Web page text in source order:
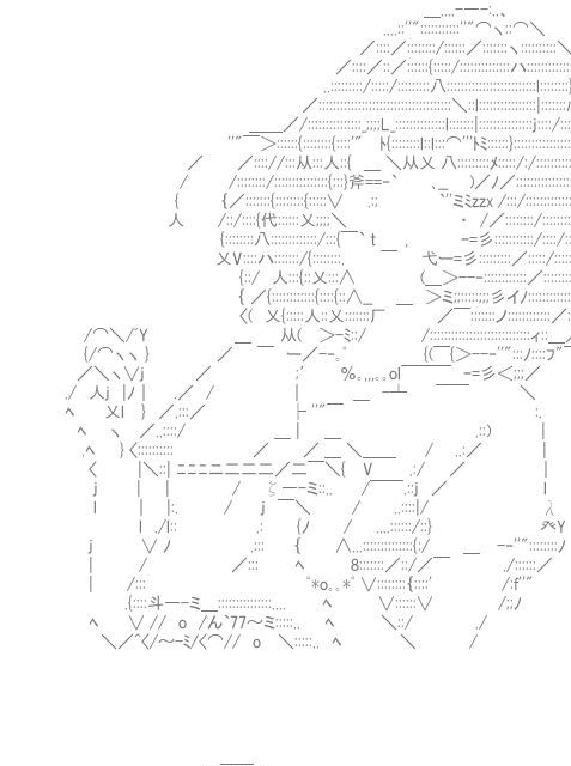
＿....-―-:..、
....::''":::::::::::''"⌒ヽ::⌒＼
／::::／::::::::/::::::／:::::::ヽ::::::::::＼
／::::／::／::::::{:::::/::::::::::::::ハ::::::::::::::
..:::::::::/:::::/:::::::::八
／:::::::::::::::::::::::::::::::::::::＼::l::::::::::::::::|:::::::ﾊ
＿＿／/:::::::::::::::_;;;;L_::::::::::::::l:::::::|:::::::::::::::j::::/
''"￣＞::::::{::::::::{::::'" ﾄ{::::::::l::l:::⌒'''ﾄﾐ
／ ／:::://:::从:::人::{ ＿ ＼从乂 八:::::::::ﾒ:::::/:/
/ /::::::::/:::::::::::::::{:::}斧==‐` ､__ )／ﾉ／
{ ｛／:::::::{::::::::{:::::∨ .:; `''ミﾐzzx /:::/
人 /::/::::{代::::::乂;;;;＼ ・ /／::::::::/
{::::::::八:::::::::::::/:::{￣` t , ｰ=彡:::::::::::/::::/
乂V::::ハ:::::::/{::::::::. ￣ 弋ー=彡:::::::::／:::::/
{::/ 人:::{::乂:::∧ (＿＞--‐::::::::::::／
｛ ／{::::::::::::{::::{::∧__ ＿ ＞ミ;;:::::;;;彡イﾉ:::::::::::::/
〈( 乂{:::::人::乂:::::::厂 ／￣:::::::ノ::::::::::::／:::::ﾉ:::;;ﾉ
/⌒＼/ﾞY ＿ 从( ＞-ﾐ::/ /::::::::::::::::::::::::::::ィ::＿／
{/⌒ヽヽ } ／ ￣ ー／-‐｡ﾟ {(￣{＞--‐''":::ﾉ::::ﾌ"￣￣
／＼ヽ∨j ／ ;′ ％｡,,,｡｡ol￣￣￣ ｰ=彡＜;;;／
./ 人j |ﾉ｜ .／ / ｜ ＿ -┴ ￣￣ ＼
ﾍ 乂l } ／.:::／ ├ ''"￣ :.
ﾍ ヽ ／..::::/ ＿ | ＿ .::) |
.ﾍ } 〈:::::::::: ／ ／ ＿ ＼＿＿ / ..:／ |
〈 |＼::| ﾆﾆﾆニ二二二／二￣＼{ V .:/ ／ ｜
j | | / ζ―-ミ::.. /￣￣.::j ／ l
l ｜ |:. / j ￣＼ / ..::::|/ λ
l ./l:: .: {ﾉ / ....::::::/::} 癶Y
j ∨ ﾉ .::: ｛ ∧...::::::::::::::{:/ ＿ -‐''"::::::::ﾉ
| / ／::: ﾍ 8:::::::／::/／￣ ./::::::／
| /::: ﾟ*o｡｡*ﾟ ∨::::::::｛::::' /:f''"
.{::::斗―-ミ＿:::::::::::::::.... ﾍ ∨::::::∨ /;;ﾉ
ﾍ ∨ // o /ん`77～ミ:::::.. ﾍ ＼::/ ./
＼／^〈/～-ﾐ/〈⌒// o ＼:::::.. ﾍ ＼ /